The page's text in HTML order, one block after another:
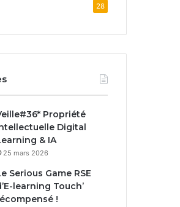
28
Propriété
Digital
& IA
25 mars 2026
Serious Game RSE
learning Touch’
!